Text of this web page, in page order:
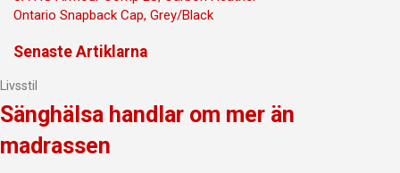
Ontario Snapback Cap, Grey/Black
Senaste Artiklarna
Livsstil
Sänghälsa handlar om mer än
madrassen